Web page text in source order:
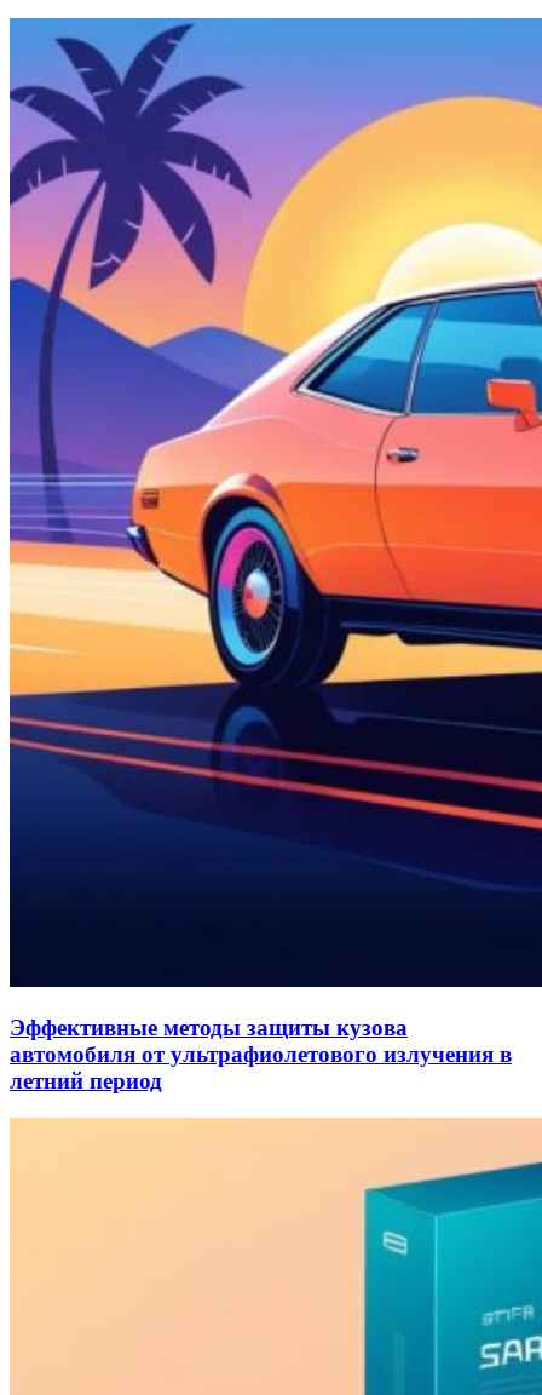
Эффективные методы защиты кузова
автомобиля от ультрафиолетового излучения в
летний период